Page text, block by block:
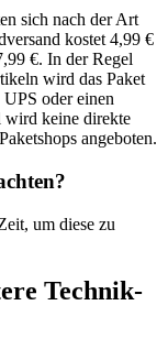
sich nach der Art
kostet 4,99 €
€. In der Regel
wird das Paket
oder einen
wird keine direkte
angeboten.
um diese zu
Technik-